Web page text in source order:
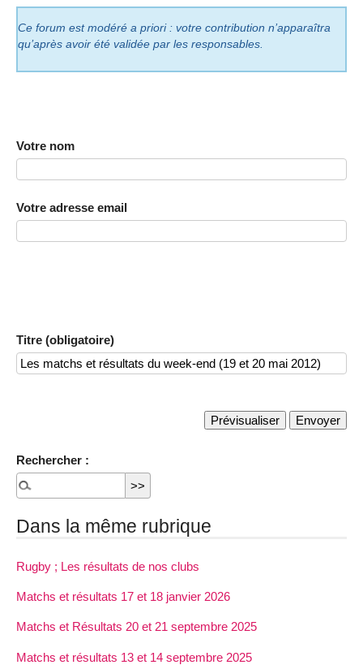
Ce forum est modéré a priori : votre contribution n’apparaîtra
qu’après avoir été validée par les responsables.
Votre nom
Votre adresse email
Titre (obligatoire)
Rechercher :
Dans la même rubrique
Rugby ; Les résultats de nos clubs
Matchs et résultats 17 et 18 janvier 2026
Matchs et Résultats 20 et 21 septembre 2025
Matchs et résultats 13 et 14 septembre 2025